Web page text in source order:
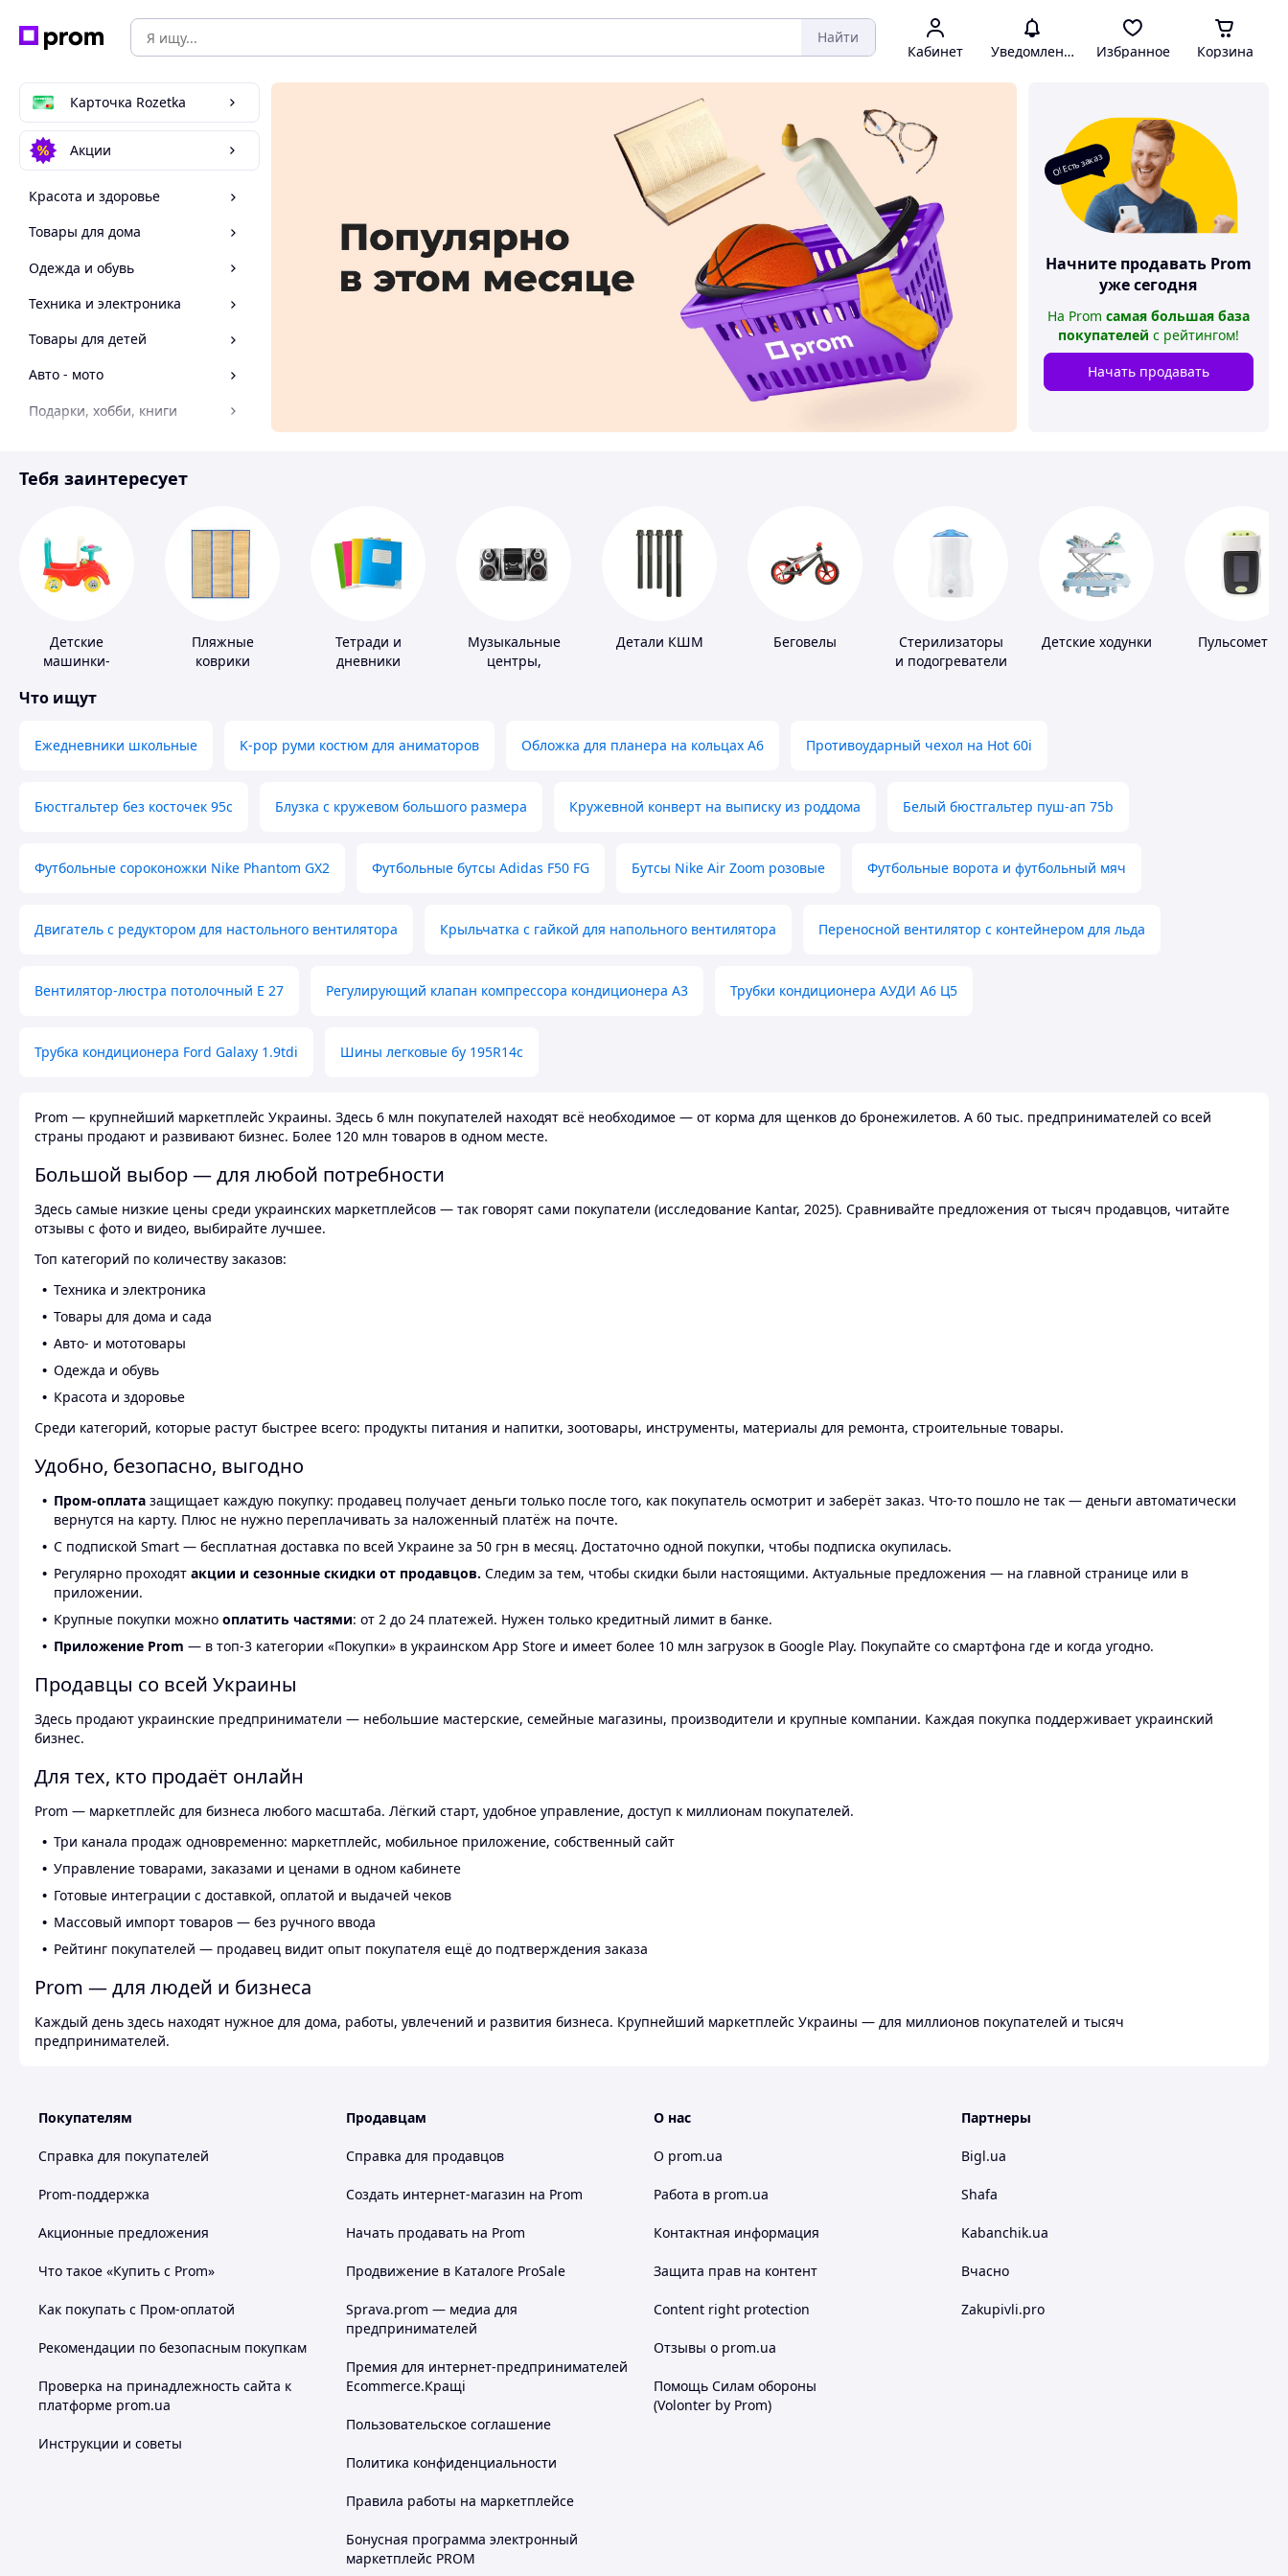
Найти
Кабинет Уведомления Избранное Корзина
Карточка Rozetka
Акции
Красота и здоровье
Товары для дома
Одежда и обувь
Техника и электроника
Товары для детей
Авто - мото
Подарки, хобби, книги
Материалы для ремонта
О! Есть заказ
Начните продавать Prom
уже сегодня
На Prom самая большая база
покупателей с рейтингом!
Начать продавать
Тебя заинтересует
Детские
машинки-
Пляжные
коврики
Тетради и
дневники
Музыкальные
центры,
Детали КШМ Беговелы
Стерилизаторы
и подогреватели
Детские ходунки Пульсометры
Что ищут
Ежедневники школьные K-pop руми костюм для аниматоров Обложка для планера на кольцах А6 Противоударный чехол на Hot 60i
Бюстгальтер без косточек 95с Блузка с кружевом большого размера Кружевной конверт на выписку из роддома Белый бюстгальтер пуш-ап 75b
Футбольные сороконожки Nike Phantom GX2 Футбольные бутсы Adidas F50 FG Бутсы Nike Air Zoom розовые Футбольные ворота и футбольный мяч
Двигатель с редуктором для настольного вентилятора Крыльчатка с гайкой для напольного вентилятора Переносной вентилятор с контейнером для льда
Вентилятор-люстра потолочный E 27 Регулирующий клапан компрессора кондиционера А3 Трубки кондиционера АУДИ А6 Ц5
Трубка кондиционера Ford Galaxy 1.9tdi Шины легковые бу 195R14c
Prom — крупнейший маркетплейс Украины. Здесь 6 млн покупателей находят всё необходимое — от корма для щенков до бронежилетов. А 60 тыс. предпринимателей со всей
страны продают и развивают бизнес. Более 120 млн товаров в одном месте.
Большой выбор — для любой потребности
Здесь самые низкие цены среди украинских маркетплейсов — так говорят сами покупатели (исследование Kantar, 2025). Сравнивайте предложения от тысяч продавцов, читайте
отзывы с фото и видео, выбирайте лучшее.
Топ категорий по количеству заказов:
Техника и электроника
Товары для дома и сада
Авто- и мототовары
Одежда и обувь
Красота и здоровье
Среди категорий, которые растут быстрее всего: продукты питания и напитки, зоотовары, инструменты, материалы для ремонта, строительные товары.
Удобно, безопасно, выгодно
Пром-оплата защищает каждую покупку: продавец получает деньги только после того, как покупатель осмотрит и заберёт заказ. Что-то пошло не так — деньги автоматически
вернутся на карту. Плюс не нужно переплачивать за наложенный платёж на почте.
С подпиской Smart — бесплатная доставка по всей Украине за 50 грн в месяц. Достаточно одной покупки, чтобы подписка окупилась.
Регулярно проходят акции и сезонные скидки от продавцов. Следим за тем, чтобы скидки были настоящими. Актуальные предложения — на главной странице или в
приложении.
Крупные покупки можно оплатить частями: от 2 до 24 платежей. Нужен только кредитный лимит в банке.
Приложение Prom — в топ-3 категории «Покупки» в украинском App Store и имеет более 10 млн загрузок в Google Play. Покупайте со смартфона где и когда угодно.
Продавцы со всей Украины
Здесь продают украинские предприниматели — небольшие мастерские, семейные магазины, производители и крупные компании. Каждая покупка поддерживает украинский
бизнес.
Для тех, кто продаёт онлайн
Prom — маркетплейс для бизнеса любого масштаба. Лёгкий старт, удобное управление, доступ к миллионам покупателей.
Три канала продаж одновременно: маркетплейс, мобильное приложение, собственный сайт
Управление товарами, заказами и ценами в одном кабинете
Готовые интеграции с доставкой, оплатой и выдачей чеков
Массовый импорт товаров — без ручного ввода
Рейтинг покупателей — продавец видит опыт покупателя ещё до подтверждения заказа
Prom — для людей и бизнеса
Каждый день здесь находят нужное для дома, работы, увлечений и развития бизнеса. Крупнейший маркетплейс Украины — для миллионов покупателей и тысяч
предпринимателей.
Покупателям
Справка для покупателей
Prom-поддержка
Акционные предложения
Что такое «Купить с Prom»
Как покупать с Пром-оплатой
Рекомендации по безопасным покупкам
Проверка на принадлежность сайта к
платформе prom.ua
Инструкции и советы
Продавцам
Справка для продавцов
Создать интернет-магазин на Prom
Начать продавать на Prom
Продвижение в Каталоге ProSale
Sprava.prom — медиа для
предпринимателей
Премия для интернет-предпринимателей
Ecommerce.Кращі
Пользовательское соглашение
Политика конфиденциальности
Правила работы на маркетплейсе
Бонусная программа электронный
маркетплейс PROM
О нас
О prom.ua
Работа в prom.ua
Контактная информация
Защита прав на контент
Content right protection
Отзывы о prom.ua
Помощь Силам обороны
(Volonter by Prom)
Партнеры
Bigl.ua
Shafa
Kabanchik.ua
Вчасно
Zakupivli.pro